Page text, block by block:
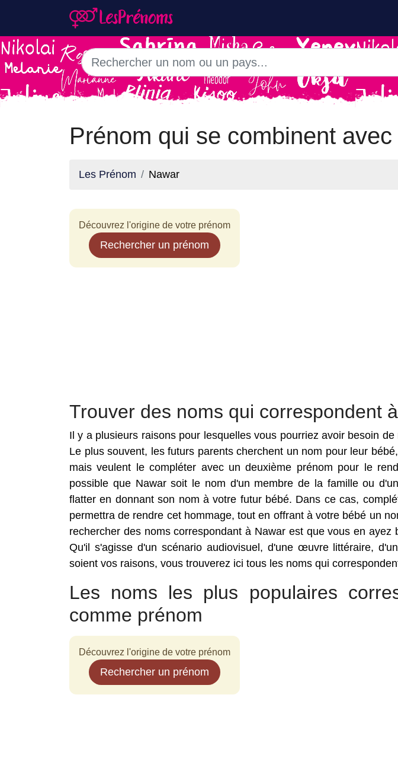
Prénom qui se combinent
Les Prénom Nawar
Découvrez l'origine de votre prénom
Rechercher un prénom
Trouver des noms qui correspondent
Il y a plusieurs raisons pour lesquelles vous pourriez avoir besoin
Le plus souvent, les futurs parents cherchent un nom pour leur
mais veulent le compléter avec un deuxième prénom pour le
possible que Nawar soit le nom d'un membre de la famille ou
flatter en donnant son nom à votre futur bébé. Dans ce cas,
permettra de rendre cet hommage, tout en offrant à votre bébé un
rechercher des noms correspondant à Nawar est que vous en ayez
Qu'il s'agisse d'un scénario audiovisuel, d'une œuvre littéraire,
soient vos raisons, vous trouverez ici tous les noms qui
Les noms les plus populaires
comme prénom
Découvrez l'origine de votre prénom
Rechercher un prénom